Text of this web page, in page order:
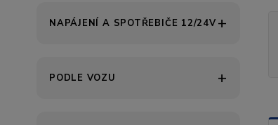
NAPÁJENÍ A SPOTŘEBIČE 12/24V
PODLE VOZU